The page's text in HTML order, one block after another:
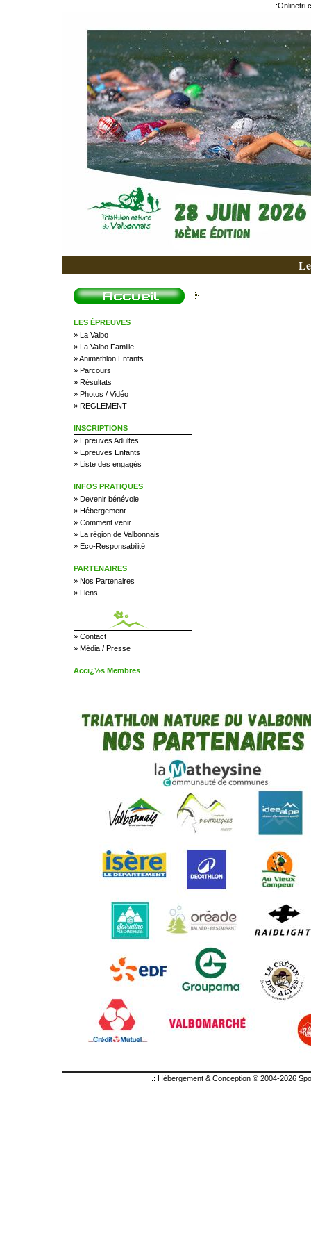
.:
LES ÉPREUVES
» La Valbo
» La Valbo Famille
»Animathlon Enfants
» Parcours
» Résultats
» Photos / Vidéo
» REGLEMENT
INSCRIPTIONS
» Epreuves Adultes
» Epreuves Enfants
» Liste des engagés
INFOS PRATIQUES
» Devenir bénévole
» Hébergement
» Comment venir
» La région de Valbonnais
» Eco-Responsabilité
PARTENAIRES
» Nos Partenaires
» Liens
» Contact
» Média / Presse
Accï¿½s Membres
.: Hébergement & Conception © 2004-2026